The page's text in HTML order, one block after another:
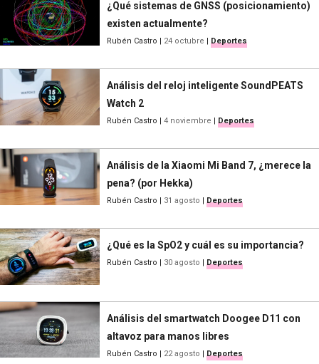
¿Qué sistemas de GNSS (posicionamiento)
existen actualmente?
Rubén Castro | 24 octubre | Deportes
Análisis del reloj inteligente SoundPEATS
Watch 2
Rubén Castro | 4 noviembre | Deportes
Análisis de la Xiaomi Mi Band 7, ¿merece la
pena? (por Hekka)
Rubén Castro | 31 agosto | Deportes
¿Qué es la SpO2 y cuál es su importancia?
Rubén Castro | 30 agosto | Deportes
Análisis del smartwatch Doogee D11 con
altavoz para manos libres
Rubén Castro | 22 agosto | Deportes